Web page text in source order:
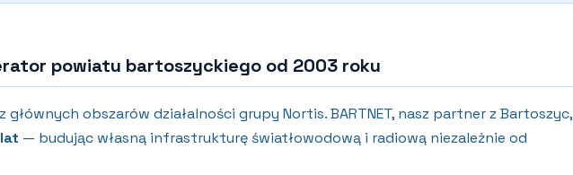
powiatu bartoszyckiego od 2003 roku
obszarów działalności grupy Nortis. BARTNET, nasz partner z Bartoszyc,
— budując własną infrastrukturę światłowodową i radiową niezależnie od